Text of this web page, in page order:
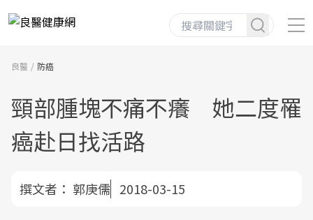
良醫 防癌
頸部腫塊不痛不癢 她二度罹
癌赴日找活路
撰文者： 郭庚儒 2018-03-15